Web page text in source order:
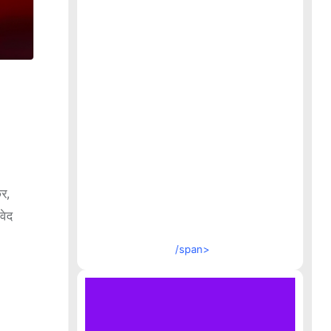
/span>